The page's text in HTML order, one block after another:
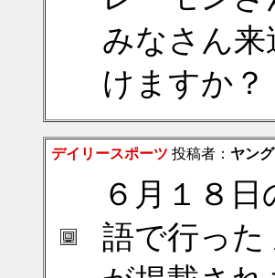
みなさん
けますか？
デイリースポーツ 投稿者： ヤン
６月１８
語で行った